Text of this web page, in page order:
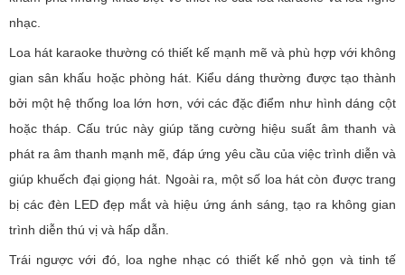
nhạc.
Loa hát karaoke thường có thiết kế mạnh mẽ và phù hợp với không
gian sân khấu hoặc phòng hát. Kiểu dáng thường được tạo thành
bởi một hệ thống loa lớn hơn, với các đặc điểm như hình dáng cột
hoặc tháp. Cấu trúc này giúp tăng cường hiệu suất âm thanh và
phát ra âm thanh mạnh mẽ, đáp ứng yêu cầu của việc trình diễn và
giúp khuếch đại giọng hát. Ngoài ra, một số loa hát còn được trang
bị các đèn LED đẹp mắt và hiệu ứng ánh sáng, tạo ra không gian
trình diễn thú vị và hấp dẫn.
Trái ngược với đó, loa nghe nhạc có thiết kế nhỏ gọn và tinh tế